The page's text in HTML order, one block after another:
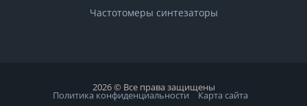
Чаcтотомеры синтезаторы
2026 © Все права защищены
Политика конфиденциальности Карта сайта